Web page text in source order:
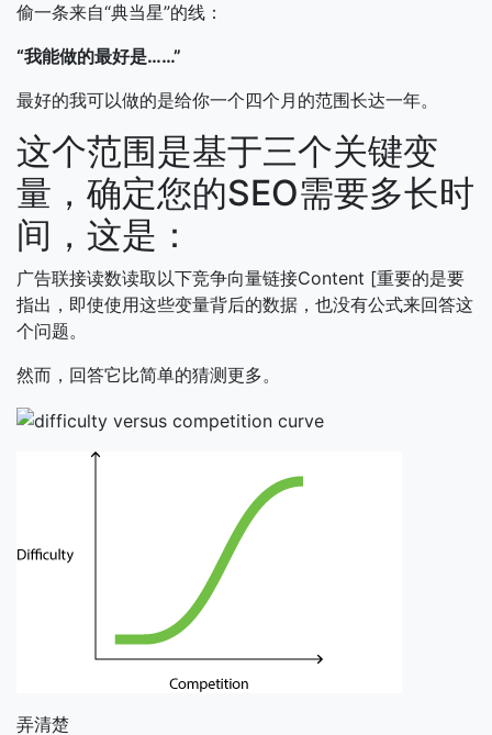
偷一条来自“典当星”的线：
“我能做的最好是……”
最好的我可以做的是给你一个四个月的范围长达一年。
这个范围是基于三个关键变
量，确定您的SEO需要多长时
间，这是：
广告联接读数读取以下竞争向量链接Content [重要的是要
指出，即使使用这些变量背后的数据，也没有公式来回答这
个问题。
然而，回答它比简单的猜测更多。
弄清楚